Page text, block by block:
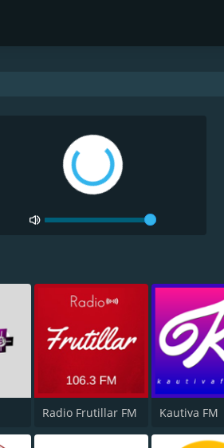
Radio Frutillar FM Kautiva FM